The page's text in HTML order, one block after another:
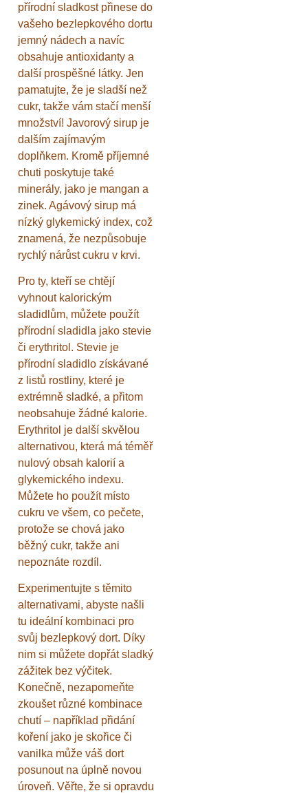
přírodní sladkost přinese do
vašeho bezlepkového dortu
jemný nádech a navíc
obsahuje antioxidanty a
další prospěšné látky. Jen
pamatujte, že je sladší než
cukr, takže vám stačí menší
množství! Javorový sirup je
dalším zajímavým
doplňkem. Kromě příjemné
chuti poskytuje také
minerály, jako je mangan a
zinek. Agávový sirup má
nízký glykemický index, což
znamená, že nezpůsobuje
rychlý nárůst cukru v krvi.
Pro ty, kteří se chtějí
vyhnout kalorickým
sladidlům, můžete použít
přírodní sladidla jako stevie
či erythritol. Stevie je
přírodní sladidlo získávané
z listů rostliny, které je
extrémně sladké, a přitom
neobsahuje žádné kalorie.
Erythritol je další skvělou
alternativou, která má téměř
nulový obsah kalorií a
glykemického indexu.
Můžete ho použít místo
cukru ve všem, co pečete,
protože se chová jako
běžný cukr, takže ani
nepoznáte rozdíl.
Experimentujte s těmito
alternativami, abyste našli
tu ideální kombinaci pro
svůj bezlepkový dort. Díky
nim si můžete dopřát sladký
zážitek bez výčitek.
Konečně, nezapomeňte
zkoušet různé kombinace
chutí – například přidání
koření jako je skořice či
vanilka může váš dort
posunout na úplně novou
úroveň. Věřte, že si opravdu